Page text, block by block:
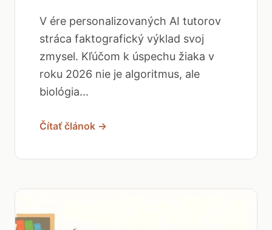
V ére personalizovaných AI tutorov
stráca faktografický výklad svoj
zmysel. Kľúčom k úspechu žiaka v
roku 2026 nie je algoritmus, ale
biológia...
Čítať článok →